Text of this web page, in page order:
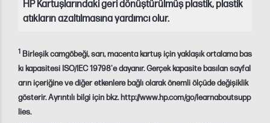
HP Kartuşlarındaki geri dönüştürülmüş plastik, plastik
atıkların azaltılmasına yardımcı olur.
1 Birleşik camgöbeği, sarı, macenta kartuş için yaklaşık ortalama bas
kı kapasitesi ISO/IEC 19798'e dayanır. Gerçek kapasite basılan sayfal
arın içeriğine ve diğer etkenlere bağlı olarak önemli ölçüde değişiklik
gösterir. Ayrıntılı bilgi için bkz. http://www.hp.com/go/learnaboutsupp
lies.